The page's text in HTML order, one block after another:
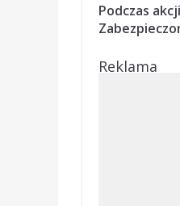
Podczas
Reklama